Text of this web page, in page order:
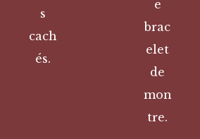
s
cach
és.
e
brac
elet
de
mon
tre.